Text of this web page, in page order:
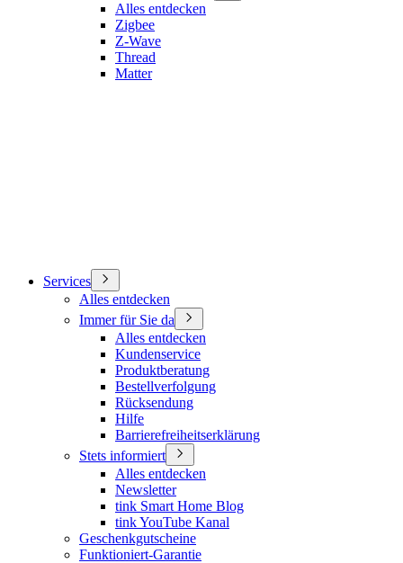
Alles entdecken
Zigbee
Z-Wave
Thread
Matter
Services
Alles entdecken
Immer für Sie da
Alles entdecken
Kundenservice
Produktberatung
Bestellverfolgung
Rücksendung
Hilfe
Barrierefreiheitserklärung
Stets informiert
Alles entdecken
Newsletter
tink Smart Home Blog
tink YouTube Kanal
Geschenkgutscheine
Funktioniert-Garantie